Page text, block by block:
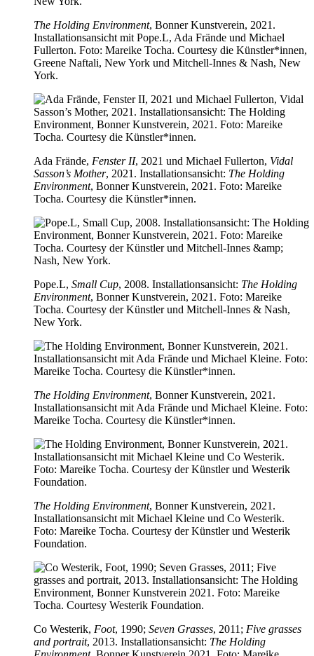
The Holding Environment, Bonner Kunstverein, 2021.
Installationsansicht mit Pope.L, Ada Frände und Michael
Fullerton. Foto: Mareike Tocha. Courtesy die Künstler*innen,
Greene Naftali, New York und Mitchell-Innes & Nash, New
York.
Ada Frände, Fenster II, 2021 und Michael Fullerton, Vidal
Sasson’s Mother, 2021. Installationsansicht: The Holding
Environment, Bonner Kunstverein, 2021. Foto: Mareike
Tocha. Courtesy die Künstler*innen.
Pope.L, Small Cup, 2008. Installationsansicht: The Holding
Environment, Bonner Kunstverein, 2021. Foto: Mareike
Tocha. Courtesy der Künstler und Mitchell-Innes & Nash,
New York.
The Holding Environment, Bonner Kunstverein, 2021.
Installationsansicht mit Ada Frände und Michael Kleine. Foto:
Mareike Tocha. Courtesy die Künstler*innen.
The Holding Environment, Bonner Kunstverein, 2021.
Installationsansicht mit Michael Kleine und Co Westerik.
Foto: Mareike Tocha. Courtesy der Künstler und Westerik
Foundation.
Co Westerik, Foot, 1990; Seven Grasses, 2011; Five grasses
and portrait, 2013. Installationsansicht: The Holding